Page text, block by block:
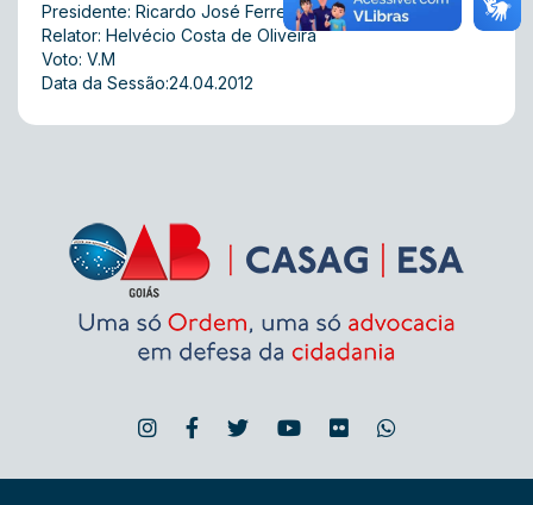
Presidente: Ricardo José Ferreira
Relator: Helvécio Costa de Oliveira
Voto: V.M
Data da Sessão:24.04.2012